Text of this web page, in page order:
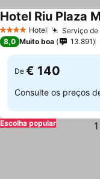
4 EstrelasHotel Serviço de
Hotel Riu Plaza
8,0 Muito boa 13.891
De € 140
Consulte os preços
Escolha popular